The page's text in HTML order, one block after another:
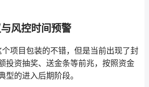
风控时间预警
项目包装的不错，但是当前出现了封
投资抽奖、送金条等前兆，按照资金
型的进入后期阶段。